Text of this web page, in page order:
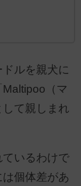
ルを親犬に
（マ
て親しまれ
いるわけで
個体差があ